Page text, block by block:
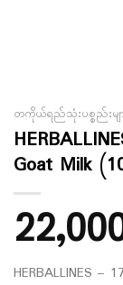
တကိုယ်ရည်သုံးပစ္စည်းမျ
Goat Milk
HERBALLINES –